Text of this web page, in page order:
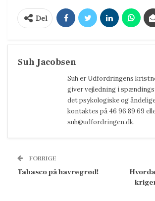
Del
Suh Jacobsen
Suh er Udfordringens
giver vejledning i
det psykologiske og
kontaktes på 46 96 89 69
suh@udfordringen.dk.
FORRIGE
Tabasco på havregrød!